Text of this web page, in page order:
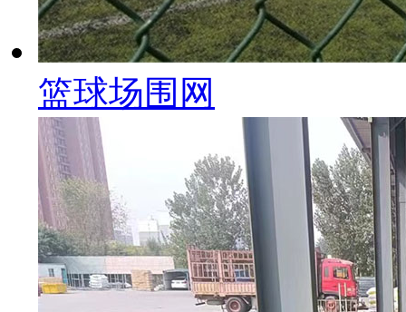
篮球场围网